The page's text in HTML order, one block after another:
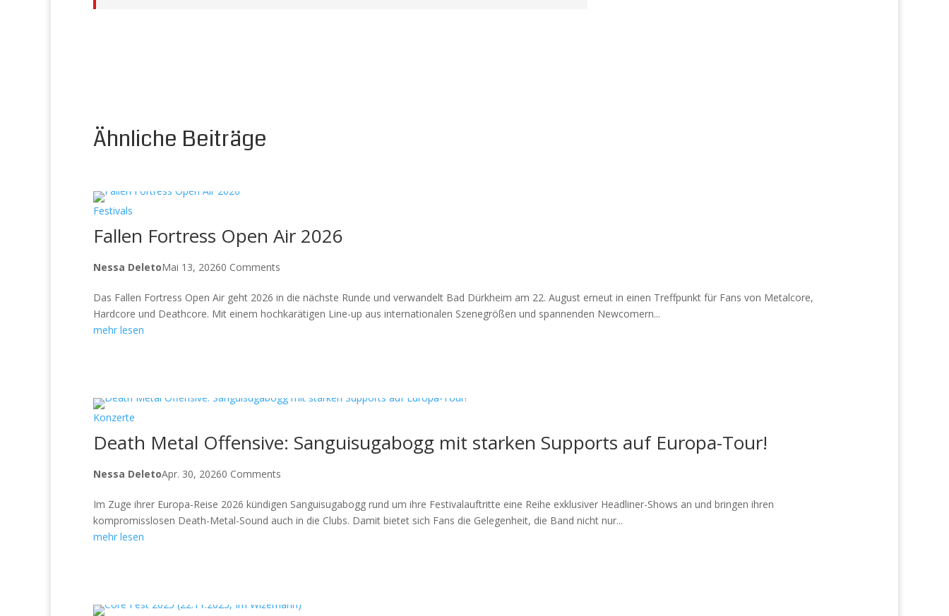
Ähnliche Beiträge
Festivals
Fallen Fortress Open Air 2026
Nessa DeletoMai 13, 20260 Comments
Das Fallen Fortress Open Air geht 2026 in die nächste Runde und verwandelt Bad Dürkheim am 22. August erneut in einen Treffpunkt für Fans von Metalcore,
Hardcore und Deathcore. Mit einem hochkarätigen Line-up aus internationalen Szenegrößen und spannenden Newcomern...
mehr lesen
Konzerte
Death Metal Offensive: Sanguisugabogg mit starken Supports auf Europa-Tour!
Nessa DeletoApr. 30, 20260 Comments
Im Zuge ihrer Europa-Reise 2026 kündigen Sanguisugabogg rund um ihre Festivalauftritte eine Reihe exklusiver Headliner-Shows an und bringen ihren
kompromisslosen Death-Metal-Sound auch in die Clubs. Damit bietet sich Fans die Gelegenheit, die Band nicht nur...
mehr lesen